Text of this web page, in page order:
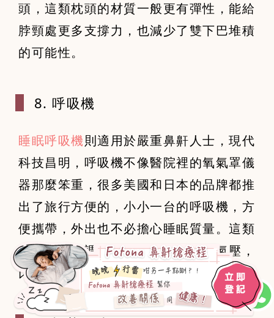
頭，這類枕頭的材質一般更有彈性，能給
脖頸處更多支撐力，也減少了雙下巴堆積
的可能性。
8. 呼吸機
睡眠呼吸機則適用於嚴重鼻鼾人士，現代
科技昌明，呼吸機不像醫院裡的氧氣罩儀
器那麼笨重，很多美國和日本的品牌都推
出了旅行方便的，小小一台的呼吸機，方
便攜帶，外出也不必擔心睡眠質量。這類
商品能自由調節空氣輸出和進入的氣壓，
比其他商品來得更高科技一些。